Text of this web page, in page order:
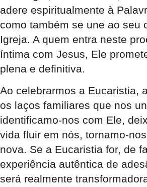
adere espiritualmente à
como também se une ao seu
Igreja. A quem entra neste
íntima com Jesus, Ele
plena e definitiva.
Ao celebrarmos a Eucaristia,
os laços familiares que nos
identificamo-nos com Ele,
vida fluir em nós, tornamo-
nova. Se a Eucaristia for, de
experiência autêntica de
será realmente